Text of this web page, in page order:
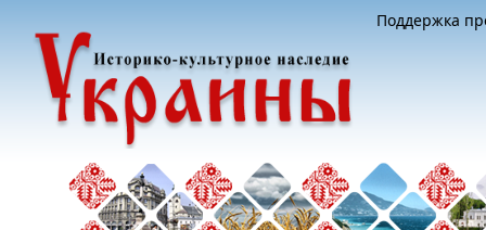
Поддержка